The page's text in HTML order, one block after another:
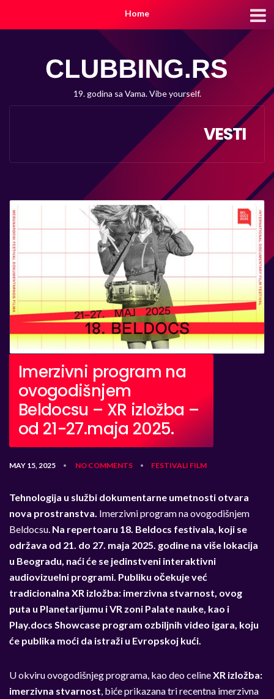
Home
19. godina sa Vama. Vibe yourself.
VESTI
Imerzivni program na
ovogodišnjem
Beldocsu – XR izložba –
od 21-27.maja 2025.
MAY 15, 2025 • NO COMMENTS • FESTIVALI FILM
Tehnologija u službi dokumentarne umetnosti otvara
nova prostranstva. Imerzivni program na ovogodišnjem
Beldocsu. Na repertoaru 18. Beldocs festivala, koji se
održava od 21. do 27. maja 2025. godine na više lokacija
u Beogradu, naći će se jedinstveni interaktivni
audiovizuelni programi. Publiku očekuje već
tradicionalna XR izložba: imerzivna stvarnost, ovog
puta u Planetarijumu i VR zoni Palate nauke, kao i
Play.docs Showcase program ozbiljnih video igara, koju
će publika moći da istraži u Evropskoj kući.
U okviru ovogodišnjeg programa, kao deo celineXR izložba:
imerzivna stvarnost , biće prikazana tri recentna imerzivna